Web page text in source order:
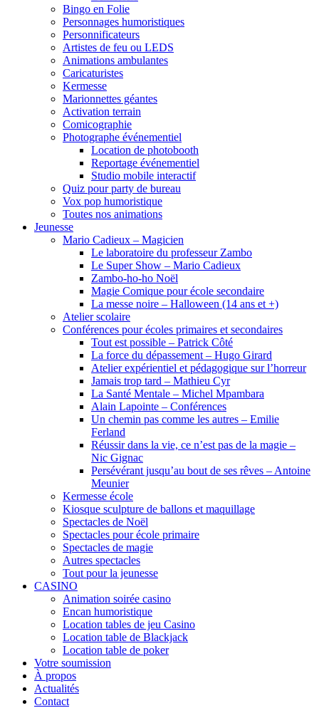
Bingo en Folie
Personnages humoristiques
Personnificateurs
Artistes de feu ou LEDS
Animations ambulantes
Caricaturistes
Kermesse
Marionnettes géantes
Activation terrain
Comicographie
Photographe événementiel
Location de photobooth
Reportage événementiel
Studio mobile interactif
Quiz pour party de bureau
Vox pop humoristique
Toutes nos animations
Jeunesse
Mario Cadieux – Magicien
Le laboratoire du professeur Zambo
Le Super Show – Mario Cadieux
Zambo-ho-ho Noël
Magie Comique pour école secondaire
La messe noire – Halloween (14 ans et +)
Atelier scolaire
Conférences pour écoles primaires et secondaires
Tout est possible – Patrick Côté
La force du dépassement – Hugo Girard
Atelier expérientiel et pédagogique sur l’horreur
Jamais trop tard – Mathieu Cyr
La Santé Mentale – Michel Mpambara
Alain Lapointe – Conférences
Un chemin pas comme les autres – Emilie
Ferland
Réussir dans la vie, ce n’est pas de la magie –
Nic Gignac
Persévérant jusqu’au bout de ses rêves – Antoine
Meunier
Kermesse école
Kiosque sculpture de ballons et maquillage
Spectacles de Noël
Spectacles pour école primaire
Spectacles de magie
Autres spectacles
Tout pour la jeunesse
CASINO
Animation soirée casino
Encan humoristique
Location tables de jeu Casino
Location table de Blackjack
Location table de poker
Votre soumission
À propos
Actualités
Contact